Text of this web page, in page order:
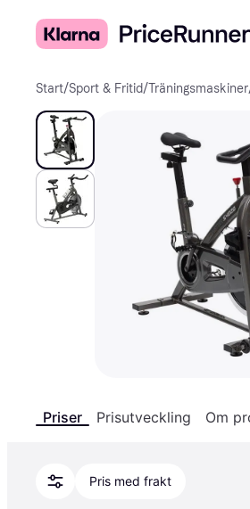
Start/Sport & Fritid/Träningsmaskiner
Priser Prisutveckling Om
Pris med frakt